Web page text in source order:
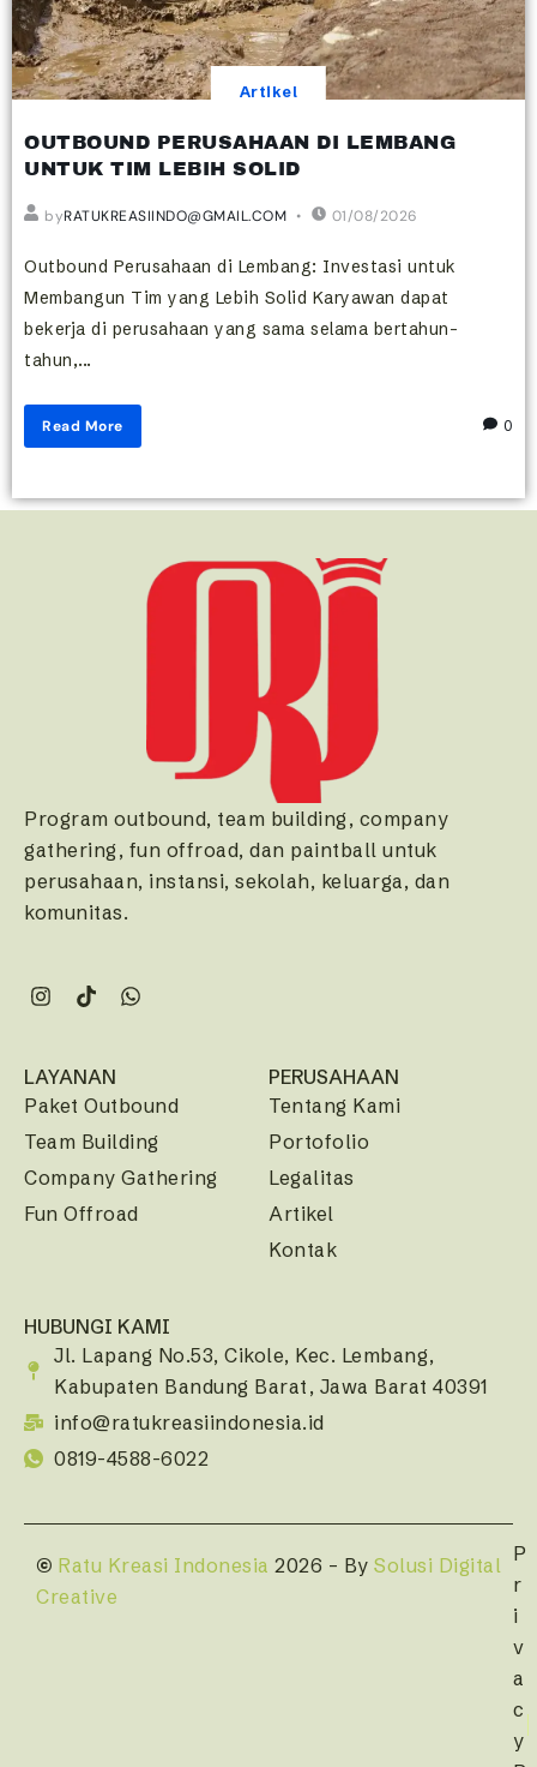
Artikel
OUTBOUND PERUSAHAAN DI LEMBANG
UNTUK TIM LEBIH SOLID
byRATUKREASIINDO@GMAIL.COM 01/08/2026
Outbound Perusahaan di Lembang: Investasi untuk
Membangun Tim yang Lebih Solid Karyawan dapat
bekerja di perusahaan yang sama selama bertahun-
tahun,...
Read More 0
Program outbound, team building, company
gathering, fun offroad, dan paintball untuk
perusahaan, instansi, sekolah, keluarga, dan
komunitas.
LAYANAN
Paket Outbound
Team Building
Company Gathering
Fun Offroad
PERUSAHAAN
Tentang Kami
Portofolio
Legalitas
Artikel
Kontak
HUBUNGI KAMI
Jl. Lapang No.53, Cikole, Kec. Lembang,
Kabupaten Bandung Barat, Jawa Barat 40391
info@ratukreasiindonesia.id
0819-4588-6022
© Ratu Kreasi Indonesia 2026 – By Solusi Digital
Creative
P
r
i
v
a
c
y